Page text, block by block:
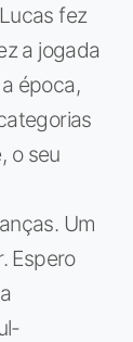
fez
a jogada
época,
o seu
Um
Espero